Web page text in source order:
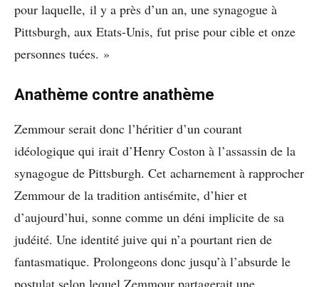
pour laquelle, il y a près d’un an, une synagogue à
Pittsburgh, aux Etats-Unis, fut prise pour cible et onze
personnes tuées. »
Anathème contre anathème
Zemmour serait donc l’héritier d’un courant
idéologique qui irait d’Henry Coston à l’assassin de la
synagogue de Pittsburgh. Cet acharnement à rapprocher
Zemmour de la tradition antisémite, d’hier et
d’aujourd’hui, sonne comme un déni implicite de sa
judéité. Une identité juive qui n’a pourtant rien de
fantasmatique. Prolongeons donc jusqu’à l’absurde le